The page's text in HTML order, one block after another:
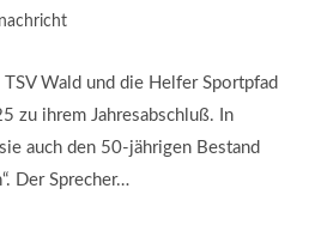
Wald und die Helfer Sportpfad
zu ihrem Jahresabschluß. In
auch den 50-jährigen Bestand
Der Sprecher…